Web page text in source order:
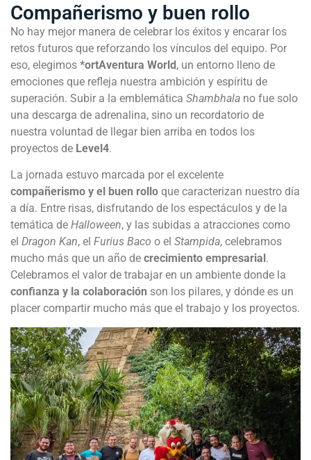
Compañerismo y buen rollo
No hay mejor manera de celebrar los éxitos y encarar los
retos futuros que reforzando los vínculos del equipo. Por
eso, elegimos *ortAventura World, un entorno lleno de
emociones que refleja nuestra ambición y espíritu de
superación. Subir a la emblemática Shambhala no fue solo
una descarga de adrenalina, sino un recordatorio de
nuestra voluntad de llegar bien arriba en todos los
proyectos de Level4.
La jornada estuvo marcada por el excelente
compañerismo y el buen rollo que caracterizan nuestro día
a día. Entre risas, disfrutando de los espectáculos y de la
temática de Halloween, y las subidas a atracciones como
el Dragon Kan, el Furius Baco o el Stampida, celebramos
mucho más que un año de crecimiento empresarial .
Celebramos el valor de trabajar en un ambiente donde la
confianza y la colaboración son los pilares, y dónde es un
placer compartir mucho más que el trabajo y los proyectos.